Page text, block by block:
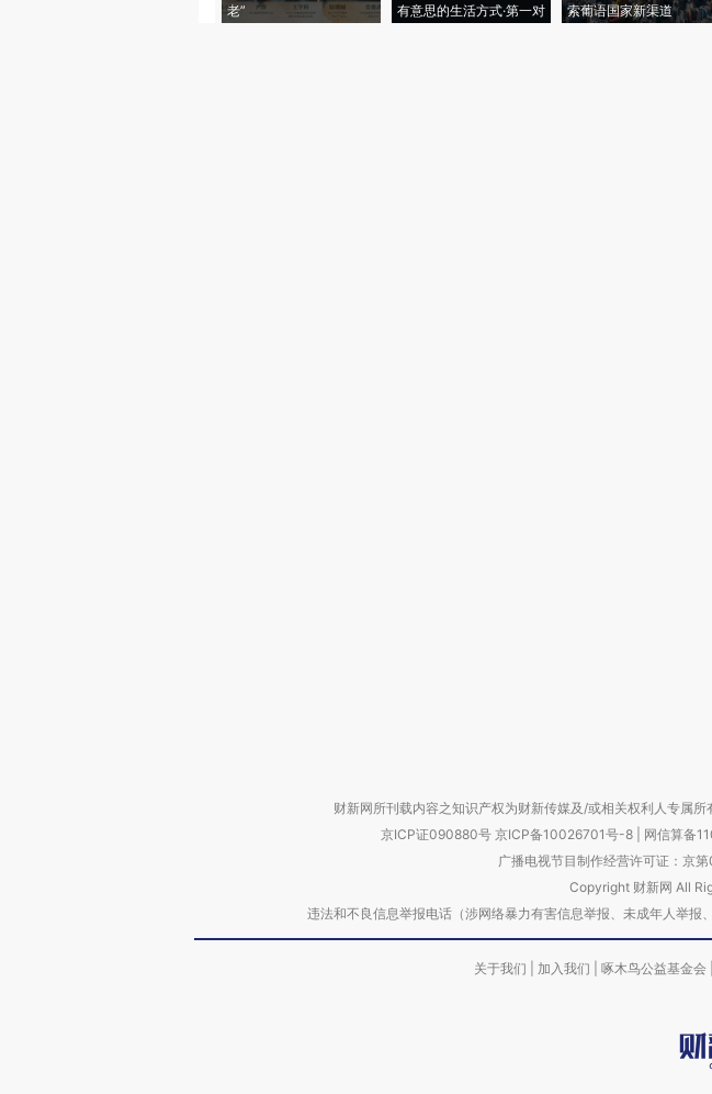
老”
有意思的生活方式·第一对
索葡语国家新渠道
财新网所刊载内容之知识产权为财新传媒及/或相关权利人专属
京ICP证090880号 京ICP备10026701号-8 网信算备
广播电视节目制作经营许可证：京
Copyright 财新网 All
违法和不良信息举报电话（涉网络暴力有害信息举报、未成年人
关于我们 加入我们 啄木鸟公益基金会